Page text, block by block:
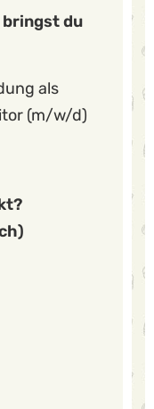
du
als
(m/w/d)